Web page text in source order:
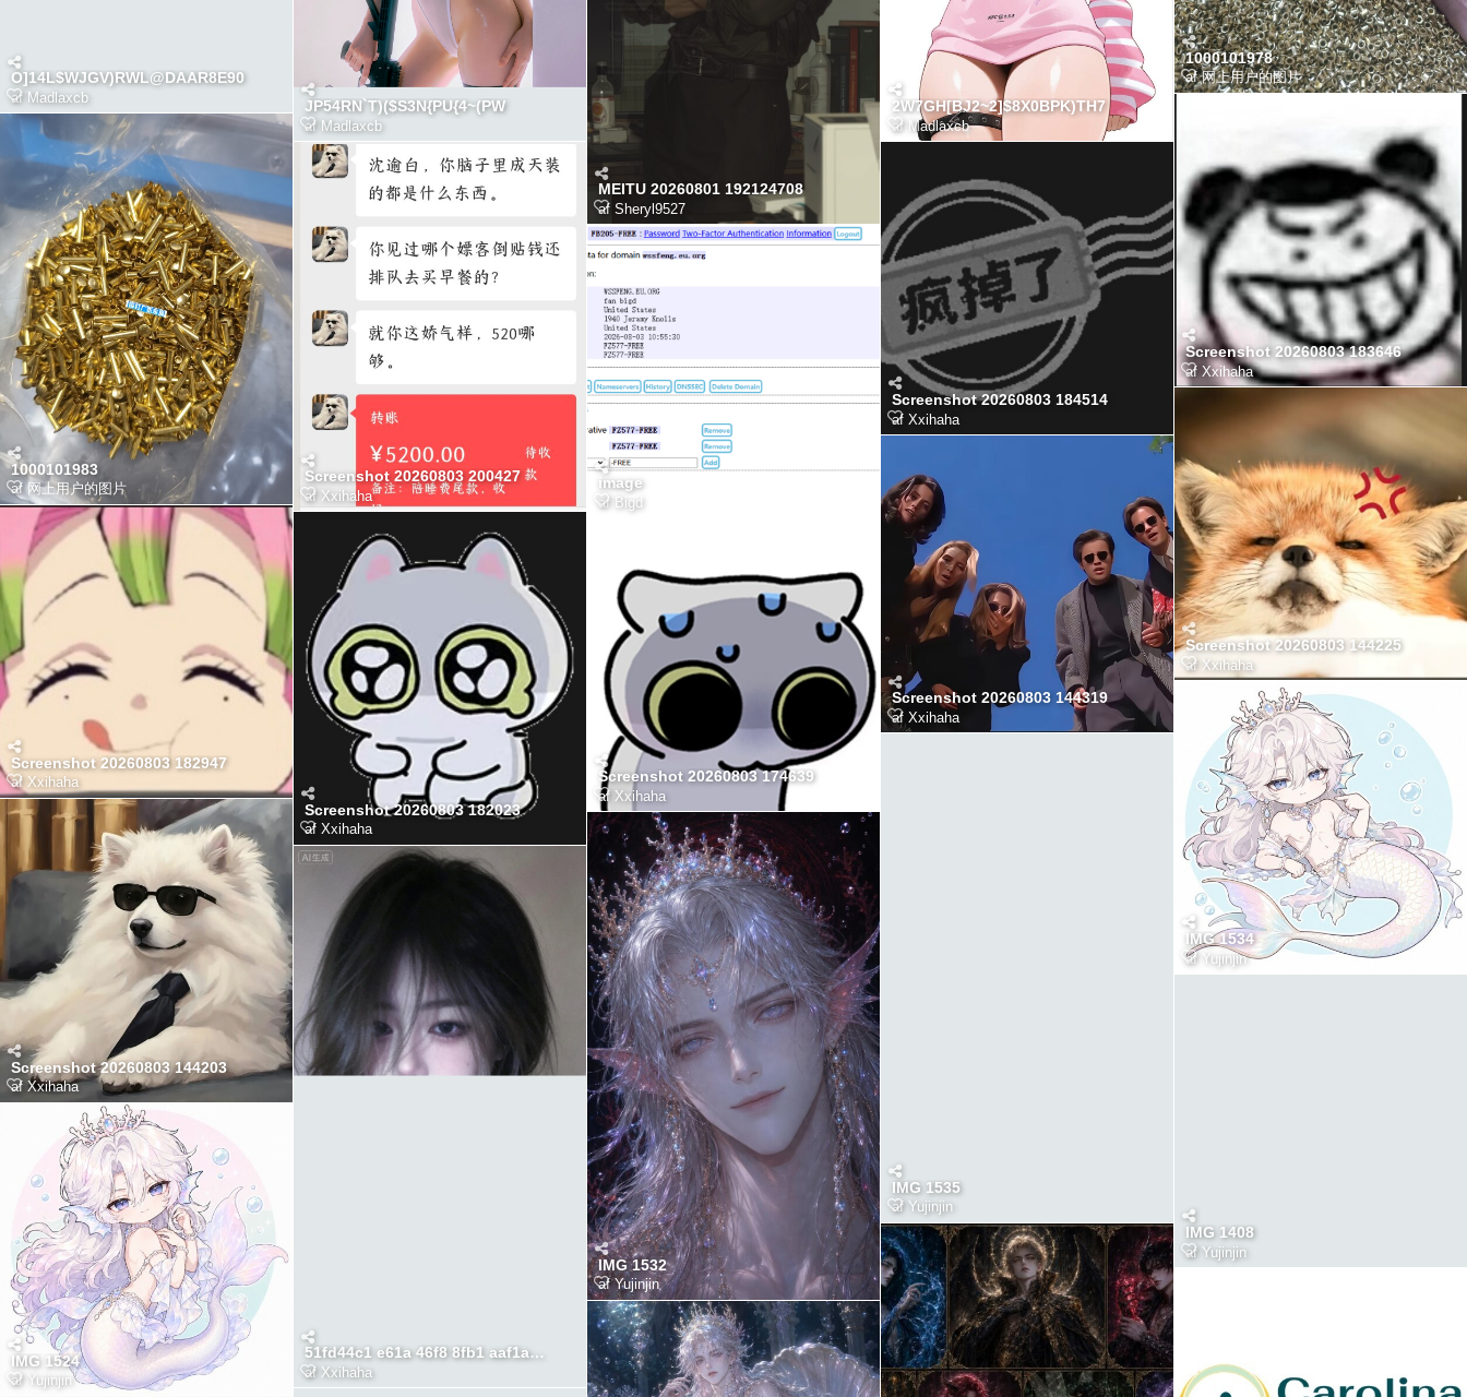
O]14L$WJGV)RWL@DAAR8E90
af Madlaxcb JP54RN`T)($S3N{PU{4~(PW
af Madlaxcb
MEITU 20260801 192124708
af Sheryl9527
2W7GH[BJ2~2]$8X0BPK)TH7
af Madlaxcb
1000101978
af网上用户的图片
1000101983
af 网上用户的图片
Screenshot 20260803 200427
af Xxihaha
image
af Bigd
Screenshot 20260803 184514
af Xxihaha
Screenshot 20260803 183646
af Xxihaha
Screenshot 20260803 182947
af Xxihaha
Screenshot 20260803 182023
af Xxihaha
Screenshot 20260803 174639
af Xxihaha
Screenshot 20260803 144319
af Xxihaha
Screenshot 20260803 144225
af Xxihaha
Screenshot 20260803 144203
af Xxihaha
51fd44c1 e61a 46f8 8fb1 aaf1a7aadad31782304219582.jpeg
af Xxihaha
IMG 1532
afYujinjin
IMG 1535
af Yujinjin
IMG 1534
af Yujinjin
IMG 1524
af Yujinjin
IMG 1408
af Yujinjin